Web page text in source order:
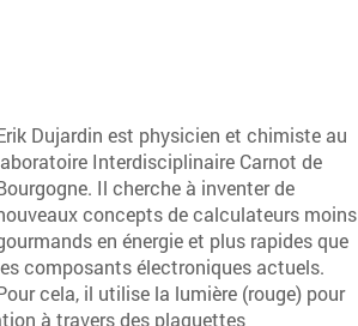
Dujardin est physicien et chimiste au
Interdisciplinaire Carnot de
Il cherche à inventer de
concepts de calculateurs moins
en énergie et plus rapides que
composants électroniques actuels.
cela, il utilise la lumière (rouge) pour
à travers des plaquettes